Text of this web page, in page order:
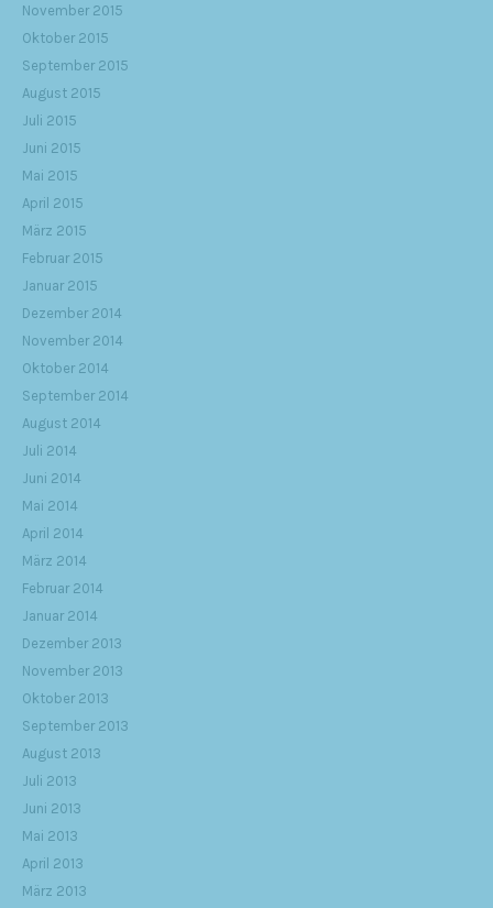
November 2015
Oktober 2015
September 2015
August 2015
Juli 2015
Juni 2015
Mai 2015
April 2015
März 2015
Februar 2015
Januar 2015
Dezember 2014
November 2014
Oktober 2014
September 2014
August 2014
Juli 2014
Juni 2014
Mai 2014
April 2014
März 2014
Februar 2014
Januar 2014
Dezember 2013
November 2013
Oktober 2013
September 2013
August 2013
Juli 2013
Juni 2013
Mai 2013
April 2013
März 2013